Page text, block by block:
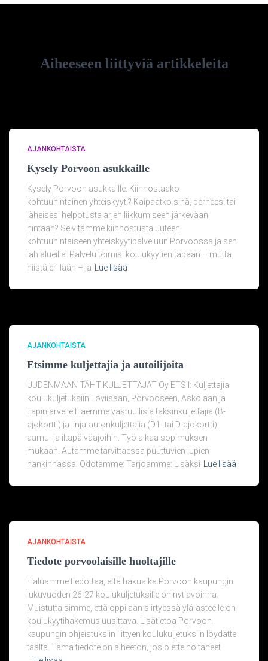
Aiheeseen liittyviä artikkeleita
AJANKOHTAISTA
Kysely Porvoon asukkaille
Kysely Porvoon asukkaille: Kiinnostaako
kohtuuhintainen yhteiskyyti? Kaipaatko sinä, perheesi tai
läheisesi helpotusta arjen liikkumiseen järkevään
hintaan? Selvitämme kiinnostusta uuteen,
kohtuuhintaiseen yhteiskyytipalveluun Porvoossa ja sen
lähialueilla. Palvelu toimisi koulukyytien tapaan – mutta
niistä erillään – ja
Lue lisää
AJANKOHTAISTA
Etsimme kuljettajia ja autoilijoita
UUDENMAAN TÄHTIKULJETTAJAT Oy ETSII: Kuljettajia
koulukuljetuksiin Loviisaan, Porvooseen, Askolaan ja
Lapinjärvelle Haemme vastuullisia taksinkuljettajia (B-
ajokortti) ja linja-autonkuljettajia (D1- tai D-ajokortti)
aamu- ja iltapäiväajoihin. Työ alkaa sopimuksen
mukaan. Autamme tarvittaessa puuttuvien lupien
hankinnassa. Odotamme: Tarjoamme: Lisäksi
Lue lisää
AJANKOHTAISTA
Tiedote porvoolaisille huoltajille
Haluamme tiedottaa, että hakuaika Porvoon kaupungin
lukuvuoden 26-27 koulukuljetuksille on nyt avoinna.
Muistuttaisimme, että oppilaan siirtyessä ylä-asteelle on
koulukyytihakemus uusittava. Lisätietoa Porvoon
kaupungin ohjeistuksiin liittyen koulukuljetuksiin löydätte
täältä. Tämä tiedote on aiheeton, jos olette hoitaneet